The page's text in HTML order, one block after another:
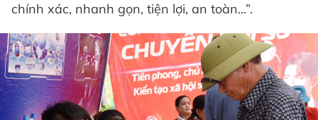
chính xác, nhanh gọn, tiện lợi, an toàn...”.